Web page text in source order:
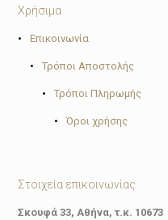
Χρήσιμα
• Επικοινωνία
• Τρόποι Αποστολής
• Τρόποι Πληρωμής
• Όροι χρήσης
Στοιχεία επικοινωνίας
Σκουφά 33, Αθήνα, τ.κ. 10673